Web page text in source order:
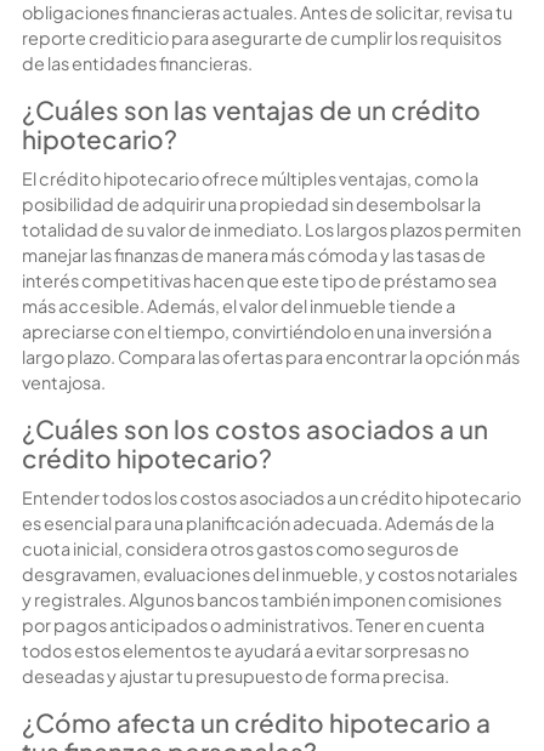
obligaciones financieras actuales. Antes de solicitar, revisa tu
reporte crediticio para asegurarte de cumplir los requisitos
de las entidades financieras.
¿Cuáles son las ventajas de un crédito
hipotecario?
Elcrédito hipotecarioofrece múltiples ventajas, como la
posibilidad de adquirir una propiedad sin desembolsar la
totalidad de su valor de inmediato. Los largos plazos permiten
manejar las finanzas de manera más cómoda y las tasas de
interés competitivas hacen que este tipo de préstamo sea
más accesible. Además, el valor del inmueble tiende a
apreciarse con el tiempo, convirtiéndolo en una inversión a
largo plazo. Compara las ofertas para encontrar la opción más
ventajosa.
¿Cuáles son los costos asociados a un
crédito hipotecario?
Entender todos los costos asociados a un crédito hipotecario
es esencial para una planificación adecuada. Además de la
cuota inicial, considera otros gastos como seguros de
desgravamen, evaluaciones del inmueble, y costos notariales
y registrales. Algunos bancos también imponen comisiones
por pagos anticipados o administrativos. Tener en cuenta
todos estos elementos te ayudará a evitar sorpresas no
deseadas y ajustar tu presupuesto de forma precisa.
¿Cómo afecta un crédito hipotecario a